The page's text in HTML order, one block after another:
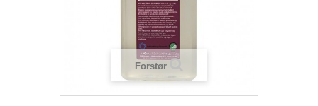
Forstør